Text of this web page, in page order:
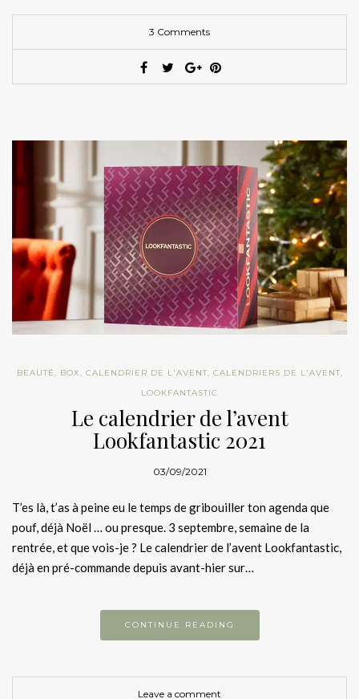
3 Comments
BEAUTÉ BOX CALENDRIER DE L'AVENT CALENDRIERS DE L'AVENT
LOOKFANTASTIC
Le calendrier de l’avent
Lookfantastic 2021
03/09/2021
T’es là, t’as à peine eu le temps de gribouiller ton agenda que
pouf, déjà Noël … ou presque. 3 septembre, semaine de la
rentrée, et que vois-je ? Le calendrier de l’avent Lookfantastic,
déjà en pré-commande depuis avant-hier sur…
CONTINUE READING
Leave a comment